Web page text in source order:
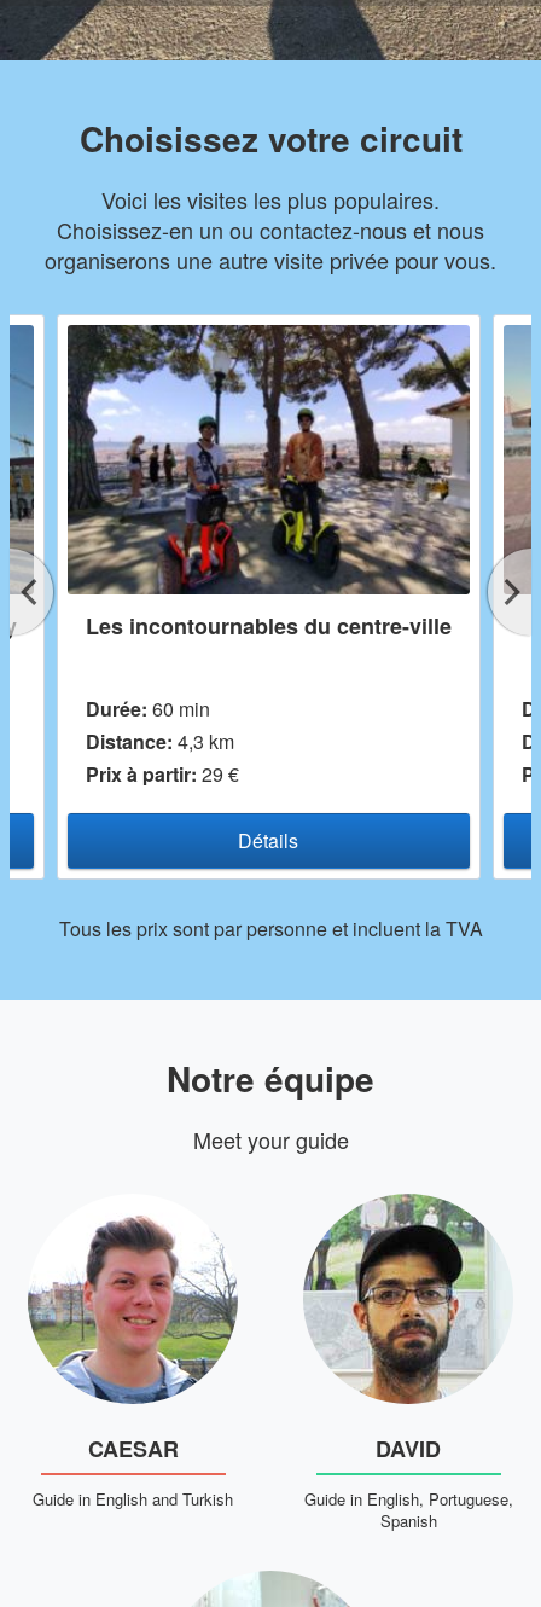
Choisissez votre circuit
Voici les visites les plus populaires.
Choisissez-en un ou contactez-nous et nous
organiserons une autre visite privée pour vous.
Les incontournables du centre-ville
Durée: 60 min
Distance: 4,3 km
Prix ​​à partir: 29 €
Détails
Tous les prix sont par personne et incluent la TVA
Notre équipe
Meet your guide
CAESAR
Guide in English and Turkish
DAVID
Guide in English, Portuguese,
Spanish